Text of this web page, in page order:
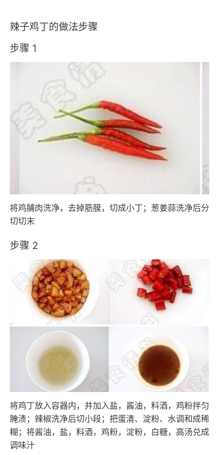
辣子鸡丁的做法步骤
步骤 1
将鸡脯肉洗净，去掉筋膜，切成小丁；葱姜蒜洗净后分
切切末
步骤 2
将鸡丁放入容器内，并加入盐，酱油，料酒，鸡粉拌匀
腌渍；辣椒洗净后切小段；把蛋清、淀粉、水调和成稀
糊；将酱油，盐，料酒，鸡粉，淀粉，白糖，高汤兑成
调味汁